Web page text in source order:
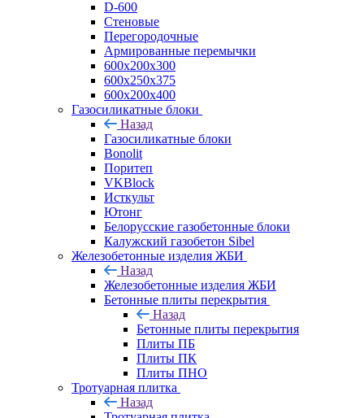
D-600
Стеновые
Перегородочные
Армированные перемычки
600х200х300
600х250х375
600х200х400
Газосиликатные блоки
Назад
Газосиликатные блоки
Bonolit
Поритеп
VKBlock
Исткульт
Ютонг
Белорусские газобетонные блоки
Калужский газобетон Sibel
Железобетонные изделия ЖБИ
Назад
Железобетонные изделия ЖБИ
Бетонные плиты перекрытия
Назад
Бетонные плиты перекрытия
Плиты ПБ
Плиты ПК
Плиты ПНО
Тротуарная плитка
Назад